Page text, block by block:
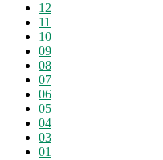
12
11
10
09
08
07
06
05
04
03
01